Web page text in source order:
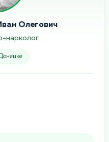
Олегович
нарколог